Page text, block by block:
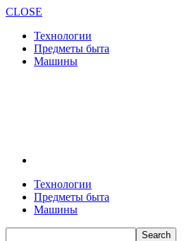
CLOSE
Технологии
Предметы быта
Машины
Технологии
Предметы быта
Машины